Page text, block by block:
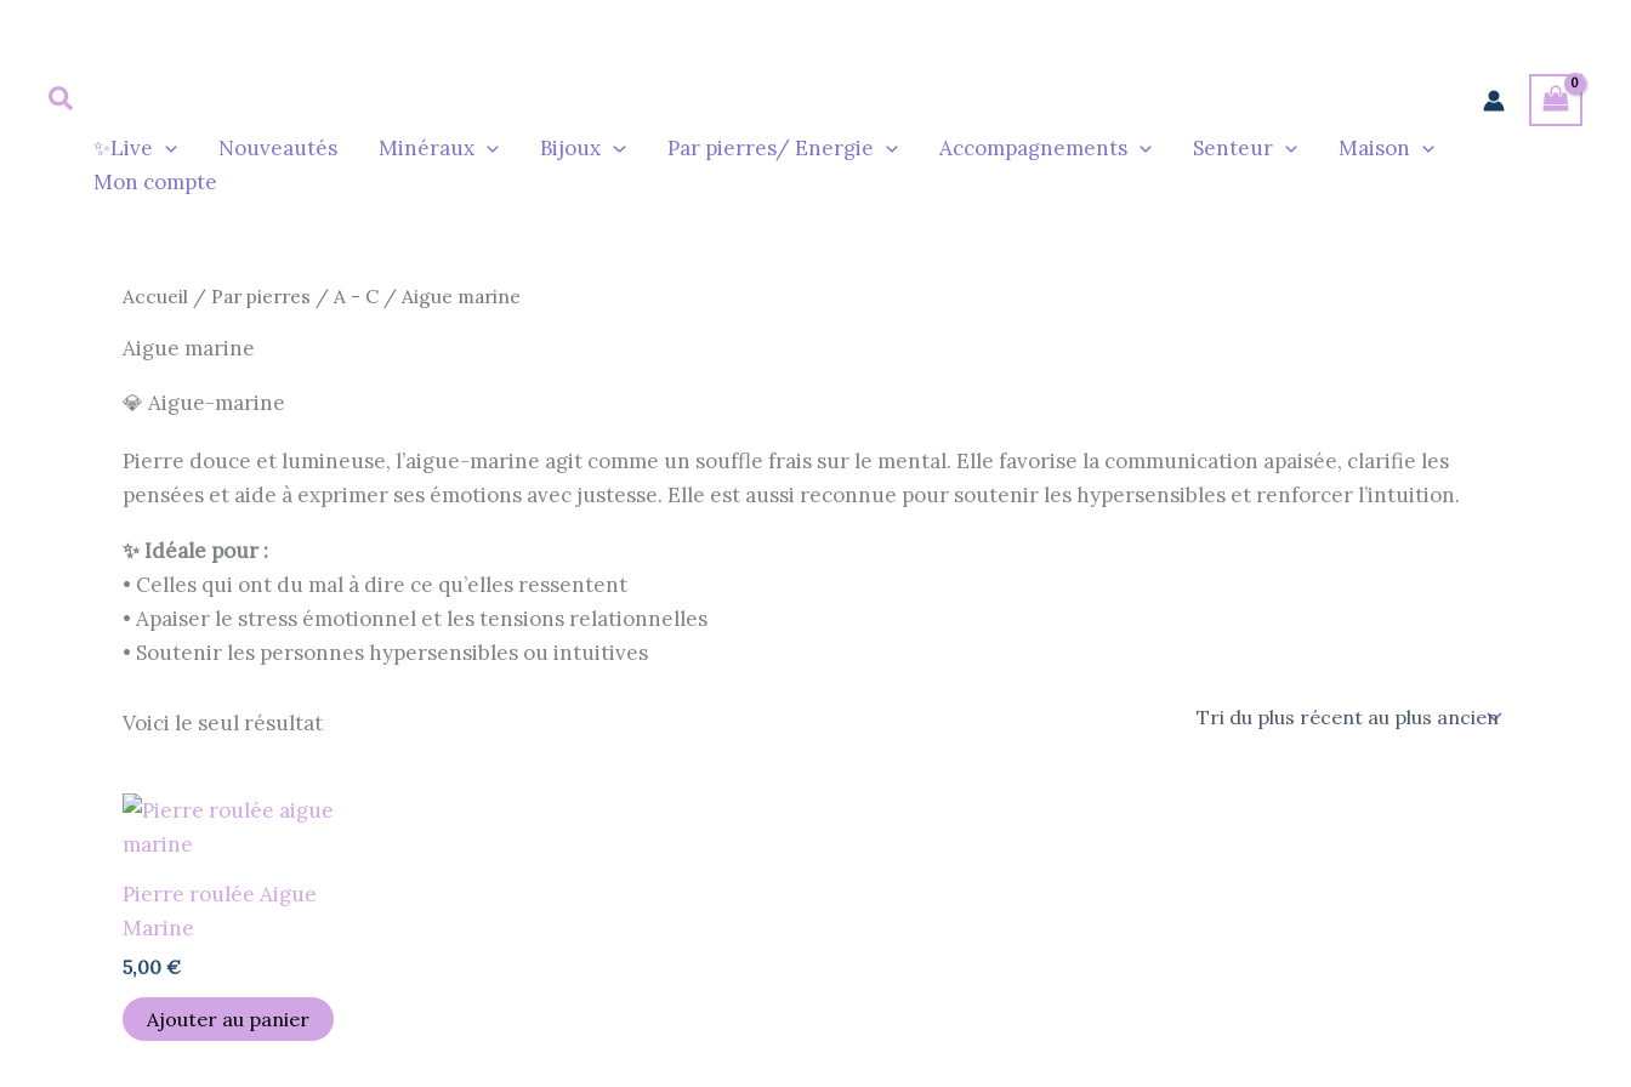
contenu
✨Live Nouveautés Minéraux Bijoux Par pierres/ Energie Accompagnements Senteur
Maison
Mon compte
Accueil / Par pierres / A - C / Aigue marine
Aigue marine
💎 Aigue-marine
Pierre douce et lumineuse, l’aigue-marine agit comme un souffle frais sur le mental. Elle favorise la communication apaisée, clarifie les
pensées et aide à exprimer ses émotions avec justesse. Elle est aussi reconnue pour soutenir les hypersensibles et renforcer l’intuition.
✨ Idéale pour :
• Celles qui ont du mal à dire ce qu’elles ressentent
• Apaiser le stress émotionnel et les tensions relationnelles
• Soutenir les personnes hypersensibles ou intuitives
Voici le seul résultat
Pierre roulée Aigue
Marine
5,00 €
Ajouter au panier